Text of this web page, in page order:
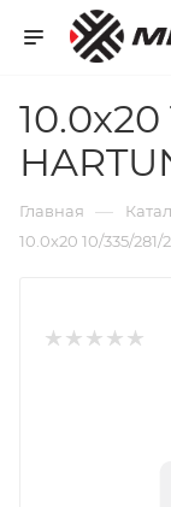
10.0х20
Главная —
10.0х20 10/335/